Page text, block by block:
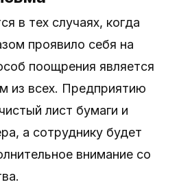
в тех случаях, когда
проявило себя на
поощрения является
из всех. Предприятию
лист бумаги и
а сотруднику будет
внимание со